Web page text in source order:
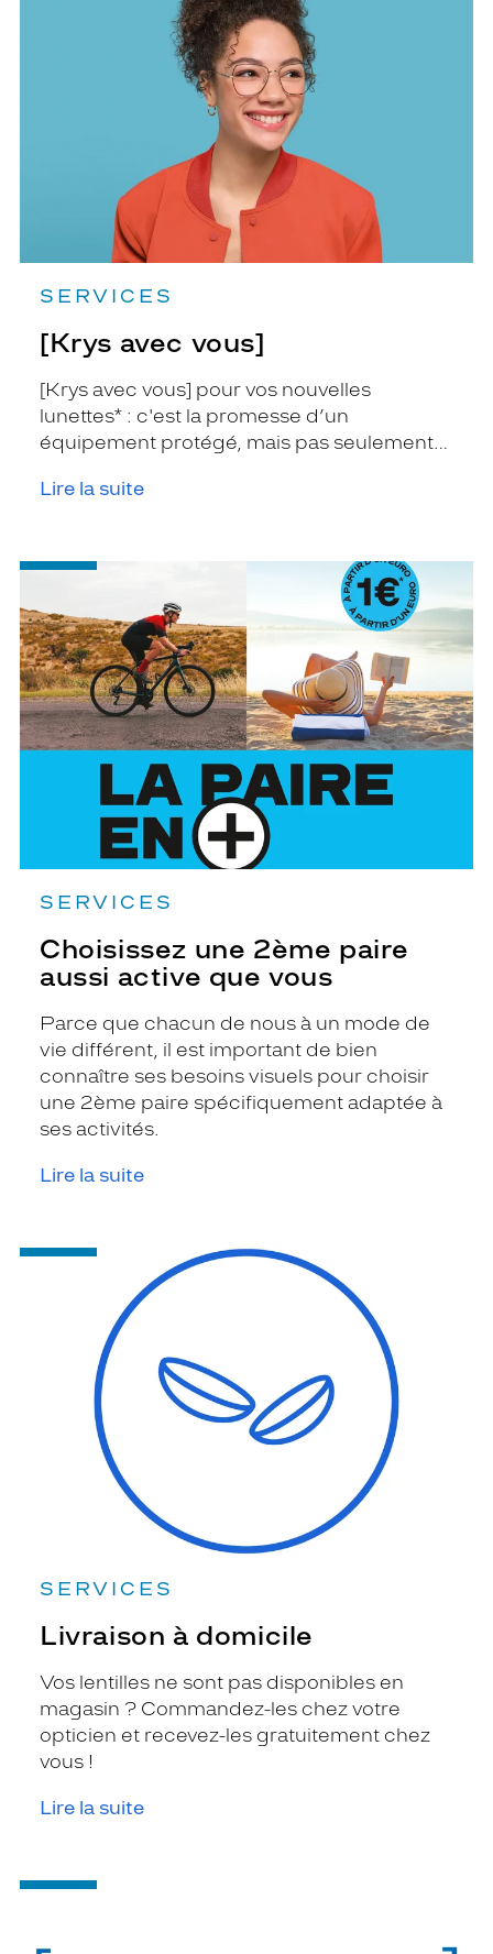
SERVICES
[Krys avec vous]
[Krys avec vous] pour vos nouvelles
lunettes* : c'est la promesse d’un
équipement protégé, mais pas seulement…
Lire la suite
SERVICES
Choisissez une 2ème paire
aussi active que vous
Parce que chacun de nous à un mode de
vie différent, il est important de bien
connaître ses besoins visuels pour choisir
une 2ème paire spécifiquement adaptée à
ses activités.
Lire la suite
-
une
2ème
paire
aussi
active
que
vous
SERVICES
Livraison à domicile
Vos lentilles ne sont pas disponibles en
magasin ? Commandez-les chez votre
opticien et recevez-les gratuitement chez
vous !
Lire la suite
-
-